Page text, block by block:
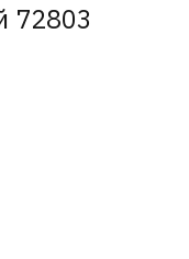
72803